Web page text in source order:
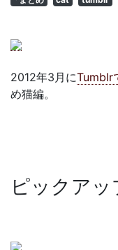
2012年3月にTumblr
め猫編。
ピックアッ